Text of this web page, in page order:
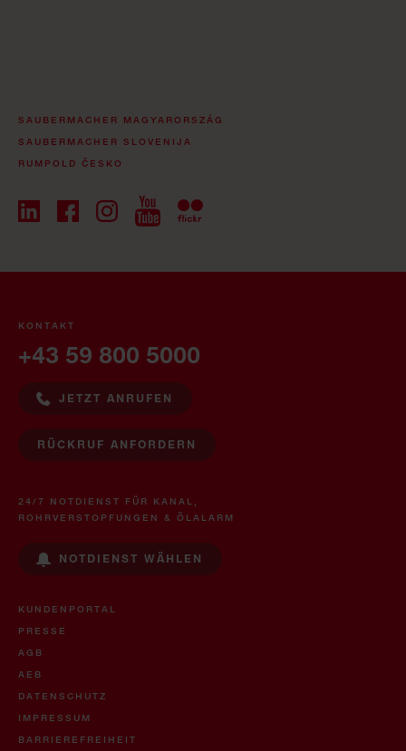
SAUBERMACHER MAGYARORSZÁG
SAUBERMACHER SLOVENIJA
RUMPOLD ČESKO
KONTAKT
+43 59 800 5000
JETZT ANRUFEN
RÜCKRUF ANFORDERN
24/7 NOTDIENST FÜR KANAL,
ROHRVERSTOPFUNGEN & ÖLALARM
NOTDIENST WÄHLEN
KUNDENPORTAL
PRESSE
AGB
AEB
DATENSCHUTZ
IMPRESSUM
BARRIEREFREIHEIT